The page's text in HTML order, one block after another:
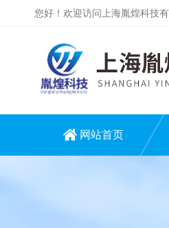
您好！欢迎访问上海胤煌科技
网站首页